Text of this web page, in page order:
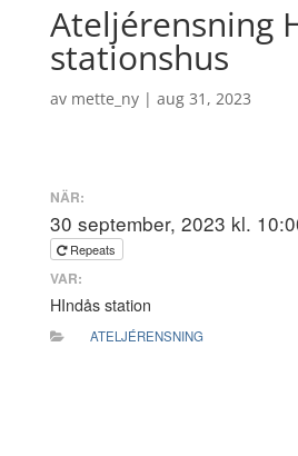
Ateljérensning
stationshus
av mette_ny| aug 31, 2023
NÄR:
30 september, 2023 kl.
Repeats
VAR:
HIndås station
ATELJÉRENSNING